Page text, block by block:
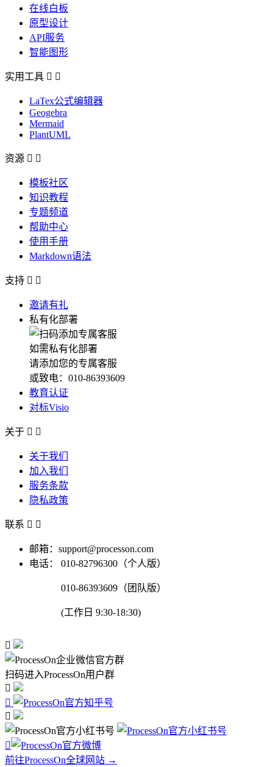
在线白板
原型设计
API服务
智能图形
实用工具  
LaTex公式编辑器
Geogebra
Mermaid
PlantUML
资源  
模板社区
知识教程
专题频道
帮助中心
使用手册
Markdown语法
支持  
邀请有礼
私有化部署
如需私有化部署
请添加您的专属客服
或致电：010-86393609
教育认证
对标Visio
关于  
关于我们
加入我们
服务条款
隐私政策
联系  
邮箱：support@processon.com
电话：
010-82796300（个人版）
010-86393609（团队版）
(工作日 9:30-18:30)

扫码进入ProcessOn用户群




前往ProcessOn全球网站 →